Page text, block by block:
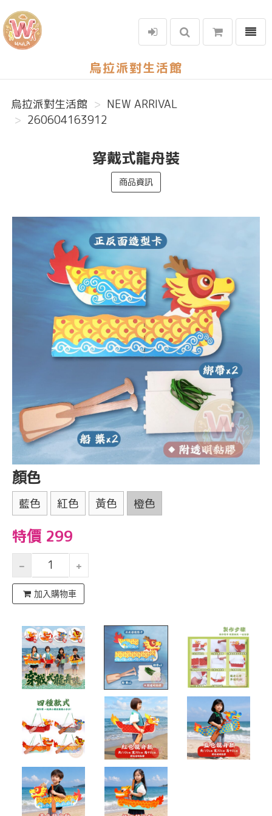
烏拉派對生活館
選單
烏拉派對生活館
NEW ARRIVAL
260604163912
穿戴式龍舟裝
商品資訊
顏色
藍色 紅色 黃色 橙色
特價 299
加入購物車